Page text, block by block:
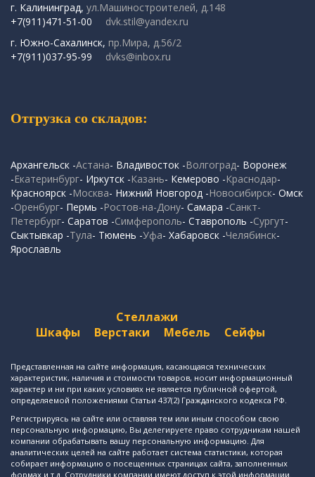
г. Калининград, ул.Машиностроителей, д.148
+7(911)471-51-00
dvk.stil@yandex.ru
г. Южно-Сахалинск, пр.Мира, д.56/2
+7(911)037-95-99
dvks@inbox.ru
Отгрузка со складов:
Архангельск -Астана- Владивосток -Волгоград- Воронеж
-Екатеринбург- Иркутск -Казань- Кемерово -Краснодар-
Красноярск -Москва- Нижний Новгород -Новосибирск- Омск
-Оренбург- Пермь -Ростов-на-Дону- Самара -Санкт-
Петербург- Саратов -Симферополь- Ставрополь -Сургут-
Сыктывкар -Тула- Тюмень -Уфа- Хабаровск -Челябинск-
Ярославль
Стеллажи
Шкафы
Верстаки Мебель Сейфы
Представленная на сайте информация, касающаяся технических
характеристик, наличия и стоимости товаров, носит информационный
характер и ни при каких условиях не является публичной офертой,
определяемой положениями Статьи 437(2) Гражданского кодекса РФ.
Регистрируясь на сайте или оставляя тем или иным способом свою
персональную информацию, Вы делегируете право сотрудникам нашей
компании обрабатывать вашу персональную информацию. Для
аналитических целей на сайте работает система статистики, которая
собирает информацию о посещенных страницах сайта, заполненных
формах и т.д. Сотрудники компании имеют доступ к этой информации.